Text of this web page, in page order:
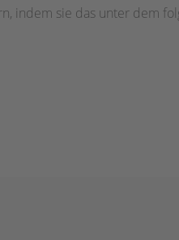
indem sie das unter dem